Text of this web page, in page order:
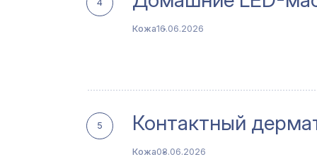
4
Кожа16.06.2026
5 Контактный
Кожа08.06.2026